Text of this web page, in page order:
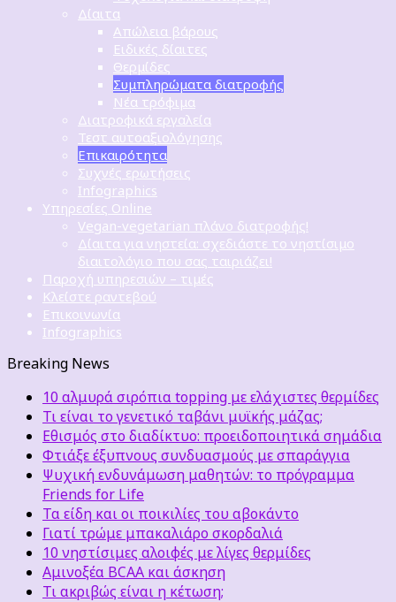
Δίαιτα
Απώλεια βάρους
Ειδικές δίαιτες
Θερμίδες
Συμπληρώματα διατροφής
Νέα τρόφιμα
Διατροφικά εργαλεία
Τεστ αυτοαξιολόγησης
Επικαιρότητα
Συχνές ερωτήσεις
Infographics
Υπηρεσίες Online
Vegan-vegetarian πλάνο διατροφής!
Δίαιτα για νηστεία: σχεδιάστε το νηστίσιμο
διαιτολόγιο που σας ταιριάζει!
Παροχή υπηρεσιών – τιμές
Κλείστε ραντεβού
Επικοινωνία
Infographics
Breaking News
10 αλμυρά σιρόπια topping με ελάχιστες θερμίδες
Τι είναι το γενετικό ταβάνι μυϊκής μάζας;
Εθισμός στο διαδίκτυο: προειδοποιητικά σημάδια
Φτιάξε έξυπνους συνδυασμούς με σπαράγγια
Ψυχική ενδυνάμωση μαθητών: το πρόγραμμα
Friends for Life
Τα είδη και οι ποικιλίες του αβοκάντο
Γιατί τρώμε μπακαλιάρο σκορδαλιά
10 νηστίσιμες αλοιφές με λίγες θερμίδες
Αμινοξέα BCAA και άσκηση
Τι ακριβώς είναι η κέτωση;